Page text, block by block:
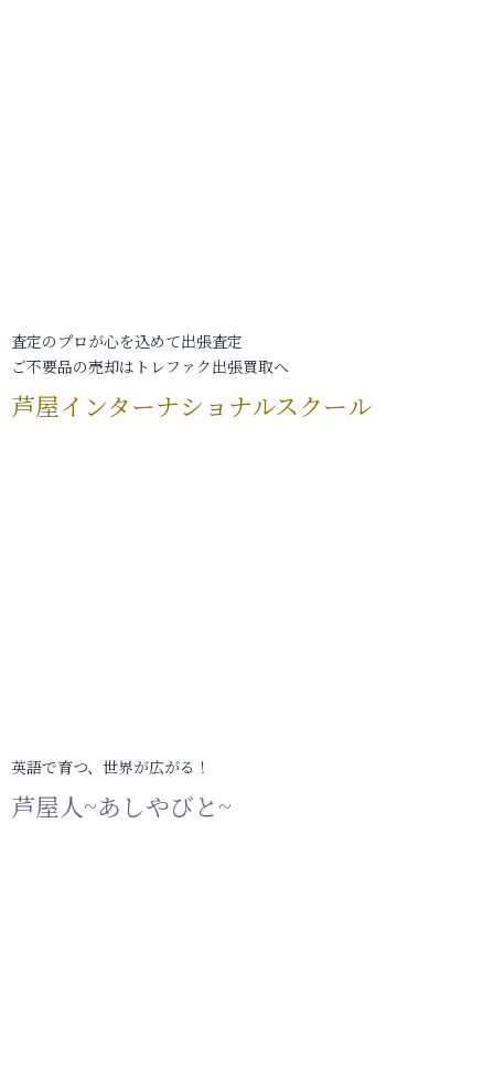
査定のプロが心を込めて出張査定
ご不要品の売却はトレファク出張買取へ
芦屋インターナショナルスクール
英語で育つ、世界が広がる！
芦屋人~あしやびと~